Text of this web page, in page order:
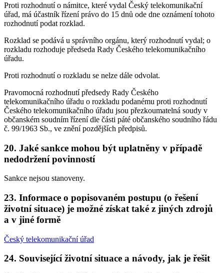
Proti rozhodnutí o námitce, které vydal Český telekomunikační
úřad, má účastník řízení právo do 15 dnů ode dne oznámení tohoto
rozhodnutí podat rozklad.
Rozklad se podává u správního orgánu, který rozhodnutí vydal; o
rozkladu rozhoduje předseda Rady Českého telekomunikačního
úřadu.
Proti rozhodnutí o rozkladu se nelze dále odvolat.
Pravomocná rozhodnutí předsedy Rady Českého
telekomunikačního úřadu o rozkladu podanému proti rozhodnutí
Českého telekomunikačního úřadu jsou přezkoumatelná soudy v
občanském soudním řízení dle části páté občanského soudního řádu
č. 99/1963 Sb., ve znění pozdějších předpisů.
20. Jaké sankce mohou být uplatněny v případě
nedodržení povinností
Sankce nejsou stanoveny.
23. Informace o popisovaném postupu (o řešení
životní situace) je možné získat také z jiných zdrojů
a v jiné formě
Český telekomunikační úřad
24. Související životní situace a návody, jak je řešit